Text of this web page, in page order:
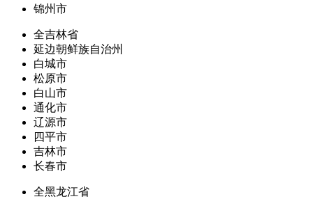
锦州市
全吉林省
延边朝鲜族自治州
白城市
松原市
白山市
通化市
辽源市
四平市
吉林市
长春市
全黑龙江省